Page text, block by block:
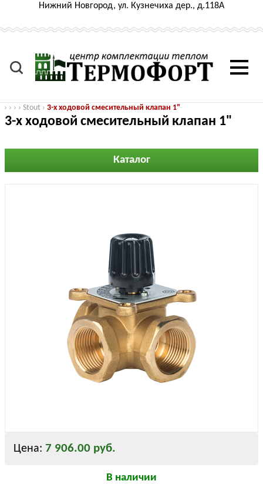
Нижний Новгород, ул. Кузнечиха дер., д.118А
› › › › Stout › 3-х ходовой смесительный клапан 1"
3-х ходовой смесительный клапан 1"
Каталог
Цена: 7 906.00 руб.
В наличии